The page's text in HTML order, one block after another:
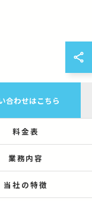
合わせはこちら
料金表
業務内容
当社の特徴